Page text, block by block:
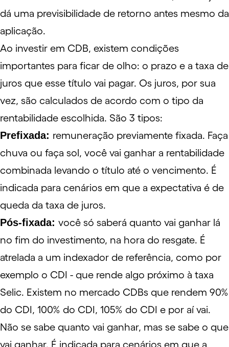
dá uma previsibilidade de retorno antes mesmo da
aplicação.
Ao investir em CDB, existem condições
importantes para ficar de olho: o prazo e a taxa de
juros que esse título vai pagar. Os juros, por sua
vez, são calculados de acordo com o tipo da
rentabilidade escolhida. São 3 tipos:
Prefixada: remuneração previamente fixada. Faça
chuva ou faça sol, você vai ganhar a rentabilidade
combinada levando o título até o vencimento. É
indicada para cenários em que a expectativa é de
queda da taxa de juros.
Pós-fixada: você só saberá quanto vai ganhar lá
no fim do investimento, na hora do resgate. É
atrelada a um indexador de referência, como por
exemplo o CDI - que rende algo próximo à taxa
Selic. Existem no mercado CDBs que rendem 90%
do CDI, 100% do CDI, 105% do CDI e por aí vai.
Não se sabe quanto vai ganhar, mas se sabe o que
vai ganhar. É indicada para cenários em que a